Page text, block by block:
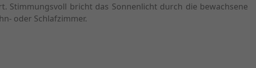
Stimmungsvoll bricht das Sonnenlicht durch die bewachsene
oder Schlafzimmer.